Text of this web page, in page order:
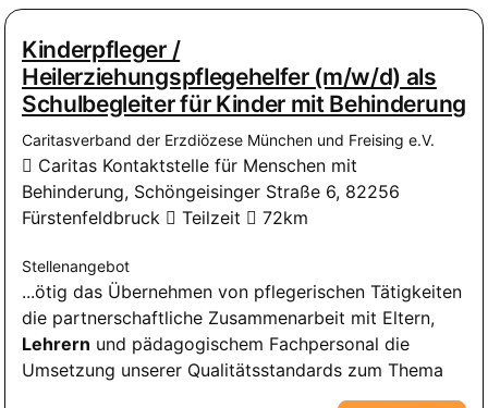
Kinderpfleger /
Heilerziehungspflegehelfer (m/w/d) als
Schulbegleiter für Kinder mit Behinderung
Caritasverband der Erzdiözese München und Freising e.V.
Caritas Kontaktstelle für Menschen mit
Behinderung, Schöngeisinger Straße 6, 82256
Fürstenfeldbruck
Teilzeit 72km
Stellenangebot
...ötig das Übernehmen von pflegerischen Tätigkeiten
die partnerschaftliche Zusammenarbeit mit Eltern,
Lehrern und pädagogischem Fachpersonal die
Umsetzung unserer Qualitätsstandards zum Thema